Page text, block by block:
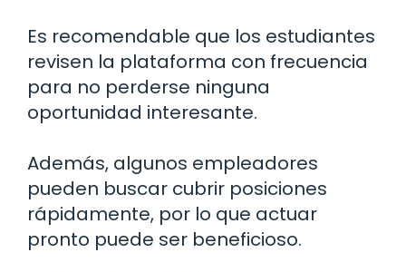
Es recomendable que los estudiantes
revisen la plataforma con frecuencia
para no perderse ninguna
oportunidad interesante.
Además, algunos empleadores
pueden buscar cubrir posiciones
rápidamente, por lo que actuar
pronto puede ser beneficioso.